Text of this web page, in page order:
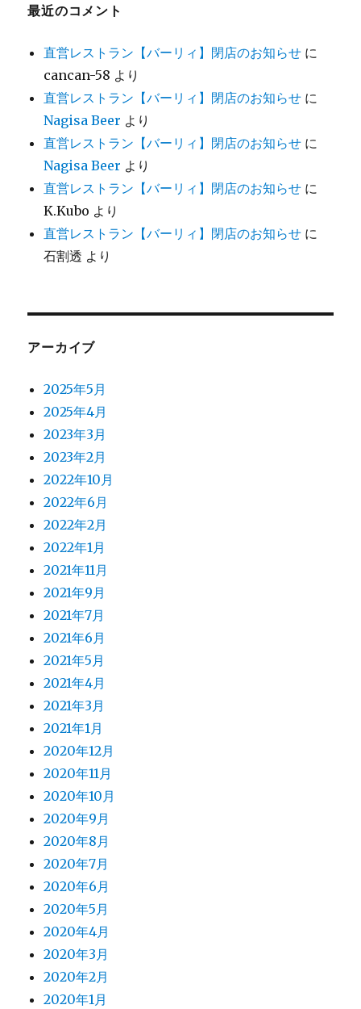
最近のコメント
直営レストラン【バーリィ】閉店のお知らせ に
cancan-58 より
直営レストラン【バーリィ】閉店のお知らせ に
Nagisa Beer より
直営レストラン【バーリィ】閉店のお知らせ に
Nagisa Beer より
直営レストラン【バーリィ】閉店のお知らせ に
K.Kubo より
直営レストラン【バーリィ】閉店のお知らせ に
石割透 より
アーカイブ
2025年5月
2025年4月
2023年3月
2023年2月
2022年10月
2022年6月
2022年2月
2022年1月
2021年11月
2021年9月
2021年7月
2021年6月
2021年5月
2021年4月
2021年3月
2021年1月
2020年12月
2020年11月
2020年10月
2020年9月
2020年8月
2020年7月
2020年6月
2020年5月
2020年4月
2020年3月
2020年2月
2020年1月